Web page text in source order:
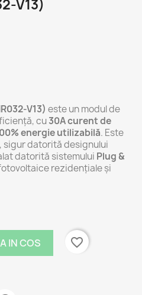
V13)
V13) este un modul de
cu30A curent de
energie utilizabilă. Este
, sigur datorită designului
datorită sistemului Plug &
rezidențiale și
IN COS
favorite_border